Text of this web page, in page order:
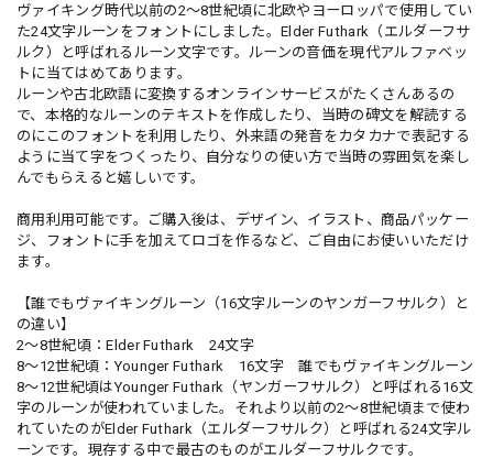
ヴァイキング時代以前の2〜8世紀頃に北欧やヨーロッパで使用してい
た24文字ルーンをフォントにしました。Elder Futhark（エルダーフサ
ルク）と呼ばれるルーン文字です。ルーンの音価を現代アルファベッ
トに当てはめてあります。
ルーンや古北欧語に変換するオンラインサービスがたくさんあるの
で、本格的なルーンのテキストを作成したり、当時の碑文を解読する
のにこのフォントを利用したり、外来語の発音をカタカナで表記する
ように当て字をつくったり、自分なりの使い方で当時の雰囲気を楽し
んでもらえると嬉しいです。
商用利用可能です。ご購入後は、デザイン、イラスト、商品パッケー
ジ、フォントに手を加えてロゴを作るなど、ご自由にお使いいただけ
ます。
【誰でもヴァイキングルーン（16文字ルーンのヤンガーフサルク）と
の違い】
2〜8世紀頃：Elder Futhark 24文字
8〜12世紀頃：Younger Futhark 16文字 誰でもヴァイキングルーン
8〜12世紀頃はYounger Futhark（ヤンガーフサルク）と呼ばれる16文
字のルーンが使われていました。それより以前の2〜8世紀頃まで使わ
れていたのがElder Futhark（エルダーフサルク）と呼ばれる24文字ル
ーンです。現存する中で最古のものがエルダーフサルクです。